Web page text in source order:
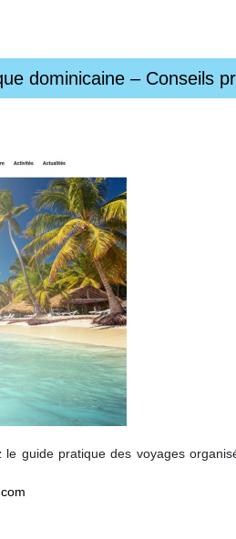
dominicaine – Conseils
le guide pratique des voyages